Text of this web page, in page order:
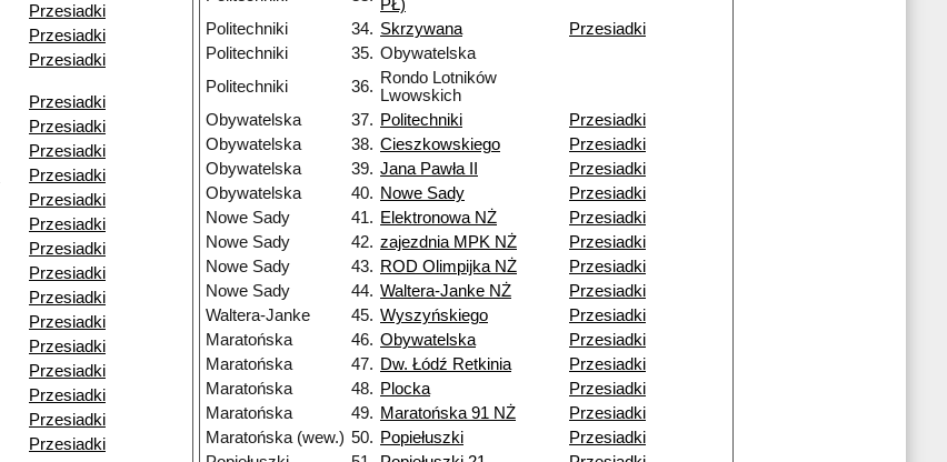
Przesiadki
Przesiadki
Przesiadki
Przesiadki
Przesiadki
Przesiadki
Przesiadki
Przesiadki
Przesiadki
Przesiadki
Przesiadki
Przesiadki
Przesiadki
Przesiadki
Przesiadki
Przesiadki
Przesiadki
Przesiadki
PŁ)
Politechniki 34. Skrzywana
Przesiadki
Politechniki
35. Obywatelska
Politechniki
36. Rondo Lotników
Lwowskich
Obywatelska
37. Politechniki
Przesiadki
Obywatelska
38. Cieszkowskiego
Przesiadki
Obywatelska
39. Jana Pawła II
Przesiadki
Obywatelska
40. Nowe Sady
Przesiadki
Nowe Sady
41. Elektronowa NŻ
Przesiadki
Nowe Sady
42. zajezdnia MPK NŻ
Przesiadki
Nowe Sady
43. ROD Olimpijka NŻ
Przesiadki
Nowe Sady
44. Waltera-Janke NŻ
Przesiadki
Waltera-Janke
45. Wyszyńskiego
Przesiadki
Maratońska
46. Obywatelska
Przesiadki
Maratońska
47. Dw. Łódź Retkinia
Przesiadki
Maratońska
48. Plocka
Przesiadki
Maratońska
49. Maratońska 91 NŻ
Przesiadki
Maratońska (wew.) 50. Popiełuszki
Przesiadki